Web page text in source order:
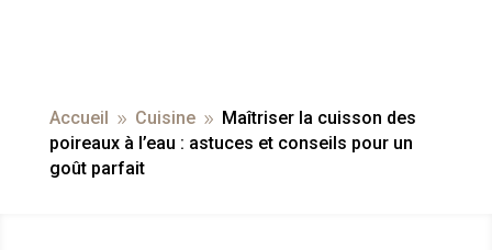
Accueil 9 Cuisine 9
Maîtriser la cuisson des
poireaux à l’eau : astuces et conseils pour un
goût parfait